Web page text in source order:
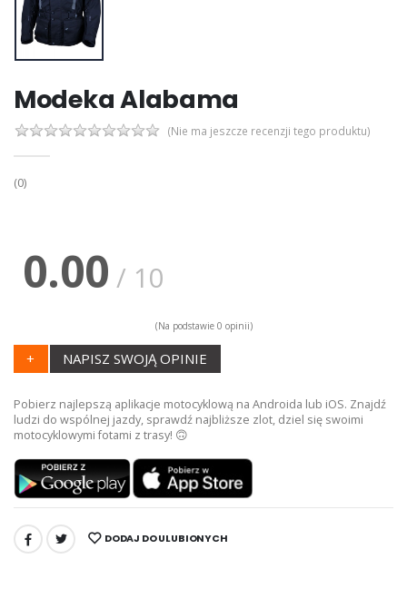
Modeka Alabama
(Nie ma jeszcze recenzji tego produktu)
(0)
0.00 / 10
(Na podstawie 0 opinii)
+ NAPISZ SWOJĄ OPINIE
Pobierz najlepszą aplikacje motocyklową na Androida lub iOS. Znajdź
ludzi do wspólnej jazdy, sprawdź najbliższe zlot, dziel się swoimi
motocyklowymi fotami z trasy! 🙃
UDOSTĘPNIJ: DODAJ DO ULUBIONYCH